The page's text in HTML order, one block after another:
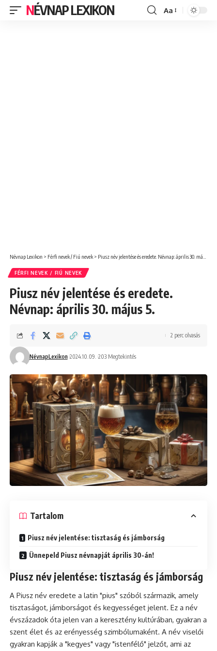
NÉVNAP LEXIKON
Font
Aa
Névnap Lexikon > Férfi nevek / Fiú nevek > Piusz név jelentése és eredete. Névnap: április 30. május 5.
FÉRFI NEVEK / FIÚ NEVEK
Piusz név jelentése és eredete.
Névnap: április 30. május 5.
NévnapLexikon 2024.10.09. 203 Megtekintés
2 perc olvasás
Tartalom
Piusz név jelentése: tisztaság és jámborság
Ünnepeld Piusz névnapját április 30-án!
Piusz név jelentése: tisztaság és jámborság
A Piusz név eredete a latin "pius" szóból származik, amely
tisztaságot, jámborságot és kegyességet jelent. Ez a név
évszázadok óta jelen van a keresztény kultúrában, gyakran a
szent élet és az erényesség szimbólumaként. A név viselői
gyakran kapják a "kegyes" vagy "istenfélő" jelzőt, ami az